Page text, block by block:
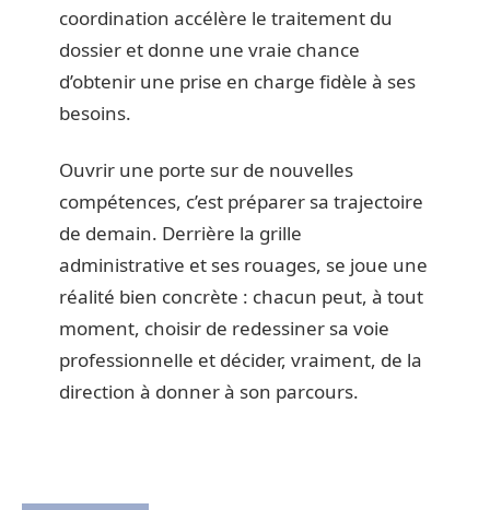
coordination accélère le traitement du
dossier et donne une vraie chance
d’obtenir une prise en charge fidèle à ses
besoins.
Ouvrir une porte sur de nouvelles
compétences, c’est préparer sa trajectoire
de demain. Derrière la grille
administrative et ses rouages, se joue une
réalité bien concrète : chacun peut, à tout
moment, choisir de redessiner sa voie
professionnelle et décider, vraiment, de la
direction à donner à son parcours.